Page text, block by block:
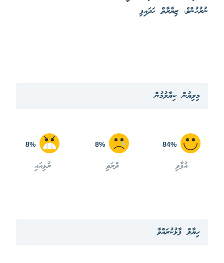
ނުރުހުންވެ، ޒިޔާރާތް ހަދައިފި
މިލިޔުން ކިޔާލުމުން
84%
އުފާވި
8%
ދެރަވި
8%
ރުޅިއައި
ހިޔާލް ފާޅުކުރައްވާ